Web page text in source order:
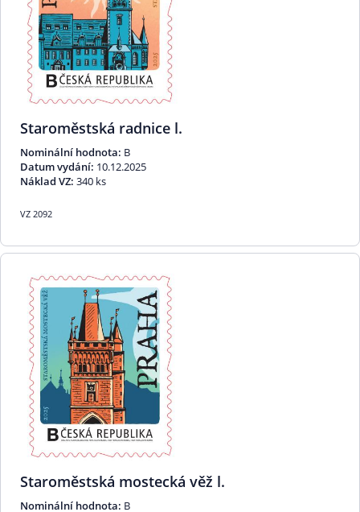
Staroměstská radnice l.
Nominální hodnota: B
Datum vydání: 10.12.2025
Náklad VZ: 340 ks
VZ 2092
Staroměstská mostecká věž l.
Nominální hodnota: B